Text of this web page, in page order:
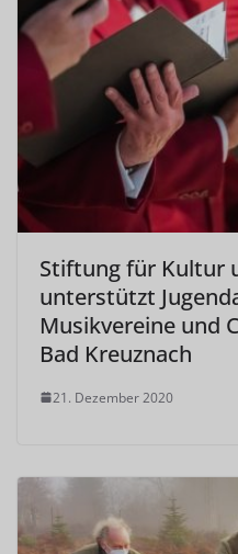
Stiftung für Kultur
unterstützt
Musikvereine und
Bad Kreuznach
21. Dezember 2020